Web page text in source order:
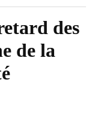
des
de la